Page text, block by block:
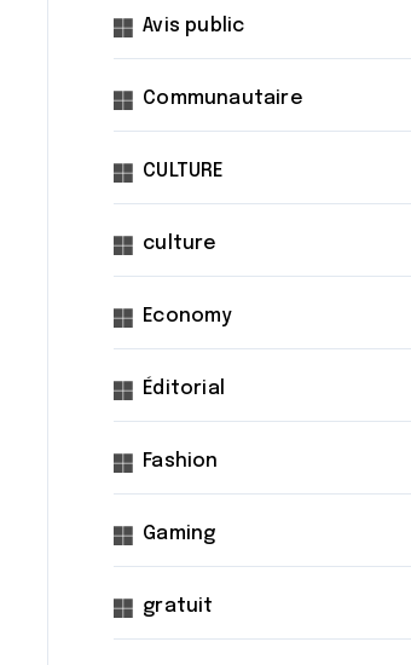
Avis public
Communautaire
CULTURE
culture
Economy
Éditorial
Fashion
Gaming
gratuit